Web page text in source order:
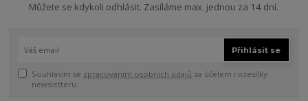
Můžete se kdykoli odhlásit. Zasíláme max. jednou za 14 dní.
Přihlásit se
Souhlasím se zpracováním osobních údajů za účelem rozesílky
newsletteru.